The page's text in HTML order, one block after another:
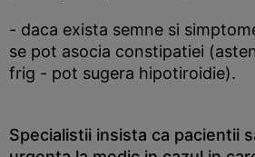
- daca exista semne si
se pot asocia constipatiei
frig - pot sugera hipotiroidie).
Specialistii insista ca pacientii